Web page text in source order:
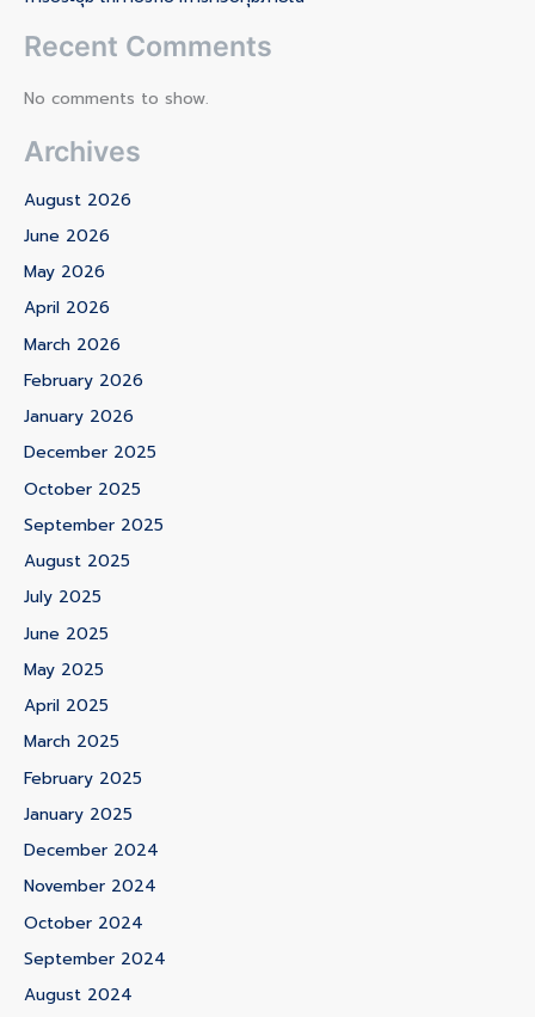
Recent Comments
No comments to show.
Archives
August 2026
June 2026
May 2026
April 2026
March 2026
February 2026
January 2026
December 2025
October 2025
September 2025
August 2025
July 2025
June 2025
May 2025
April 2025
March 2025
February 2025
January 2025
December 2024
November 2024
October 2024
September 2024
August 2024